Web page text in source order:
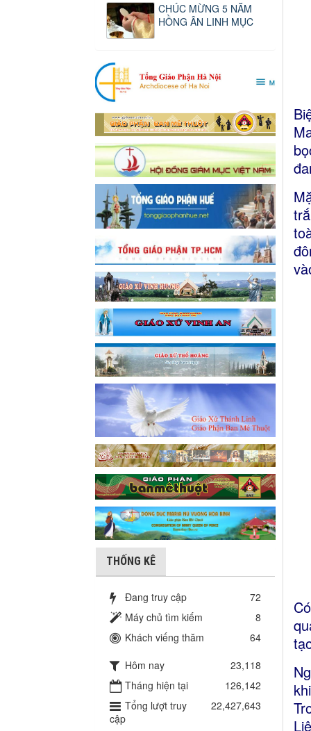
CHÚC MỪNG 5 NĂM
HỒNG ÂN LINH MỤC
THỐNG KÊ
Đang truy cập
72
Máy chủ tìm kiếm
8
Khách viếng thăm
64
Hôm nay
23,118
Tháng hiện tại
126,142
Tổng lượt truy
cập
22,427,643